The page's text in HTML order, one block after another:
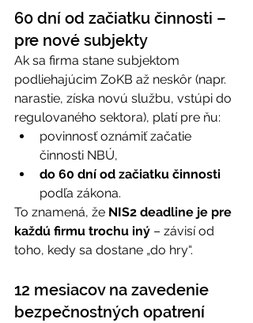
60 dní od začiatku činnosti –
pre nové subjekty
Ak sa firma stane subjektom
podliehajúcim ZoKB až neskôr (napr.
narastie, získa novú službu, vstúpi do
regulovaného sektora), platí pre ňu:
povinnosť oznámiť začatie
činnosti NBÚ,
do 60 dní od začiatku činnosti
podľa zákona.
To znamená, že NIS2 deadline je pre
každú firmu trochu iný – závisí od
toho, kedy sa dostane „do hry“.
12 mesiacov na zavedenie
bezpečnostných opatrení